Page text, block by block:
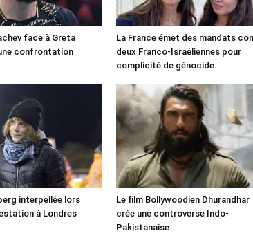
face à Greta
confrontation
La France émet des mandats
deux Franco-Israéliennes pour
complicité de génocide
interpellée lors
à Londres
Le film Bollywoodien Dhurandhar
crée une controverse Indo-
Pakistanaise